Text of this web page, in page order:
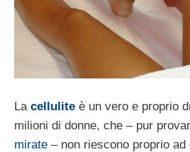
La cellulite è un vero e proprio
milioni di donne, che – pur
mirate – non riescono proprio ad